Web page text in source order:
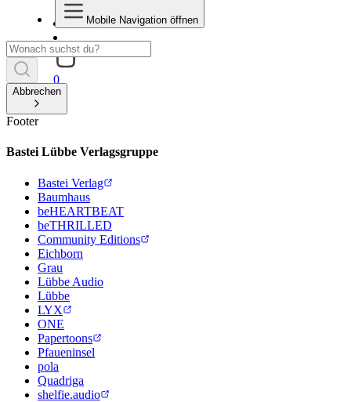
0
Mobile Navigation öffnen
Abbrechen
Footer
Bastei Lübbe Verlagsgruppe
Bastei Verlag
Baumhaus
beHEARTBEAT
beTHRILLED
Community Editions
Eichborn
Grau
Lübbe Audio
Lübbe
LYX
ONE
Papertoons
Pfaueninsel
pola
Quadriga
shelfie.audio